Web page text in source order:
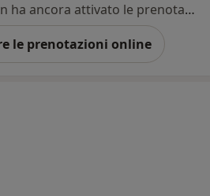
Questo dottore non ha ancora attivato le prenotazioni online presso questo indirizzo.
le prenotazioni online